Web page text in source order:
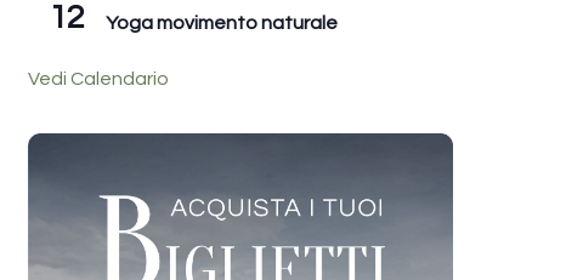
12 Yoga movimento naturale
Vedi Calendario